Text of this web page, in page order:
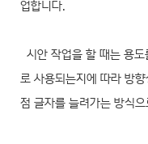
업합니다.
시안 작업을 할 때는 용
로 사용되는지에 따라 방
점 글자를 늘려가는 방식으